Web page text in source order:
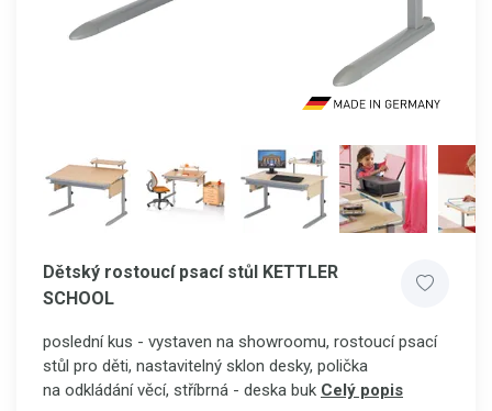
Dětský rostoucí psací stůl KETTLER
SCHOOL
poslední kus - vystaven na showroomu, rostoucí psací
stůl pro děti, nastavitelný sklon desky, polička
na odkládání věcí, stříbrná - deska buk Celý popis